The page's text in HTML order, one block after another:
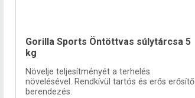
Gorilla Sports Öntöttvas súlytárcsa 5
kg
Növelje teljesítményét a terhelés
növelésével. Rendkívül tartós és erős erősítő
berendezés.